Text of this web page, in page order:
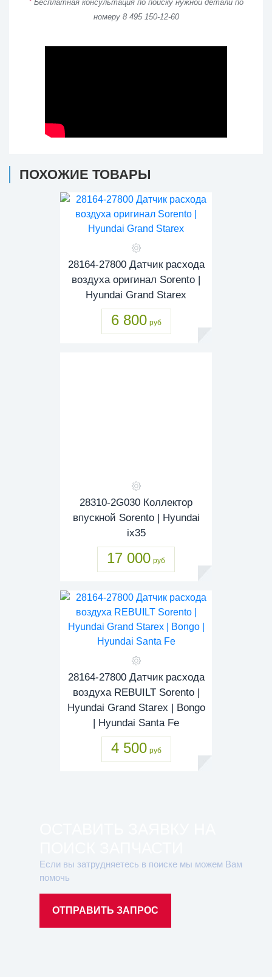
*Бесплатная консультация по поиску нужной детали по
номеру 8 495 150-12-60
ПОХОЖИЕ ТОВАРЫ
28164-27800 Датчик расхода
воздуха оригинал Sorento |
Hyundai Grand Starex
6 800 руб
28310-2G030 Коллектор
впускной Sorento | Hyundai
ix35
17 000 руб
28164-27800 Датчик расхода
воздуха REBUILT Sorento |
Hyundai Grand Starex | Bongo
| Hyundai Santa Fe
4 500 руб
Если вы затрудняетесь в поиске мы можем Вам
помочь
ОТПРАВИТЬ ЗАПРОС